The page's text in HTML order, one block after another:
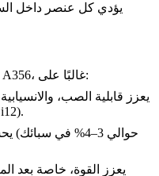
يؤدي كل عنصر داخل
A356
، غالبًا على:
).